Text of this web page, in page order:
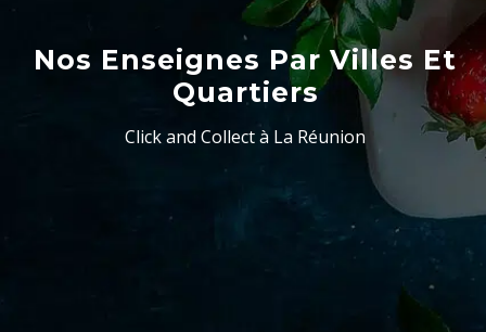
Nos Enseignes Par Villes Et
Quartiers
Click and Collect à La Réunion